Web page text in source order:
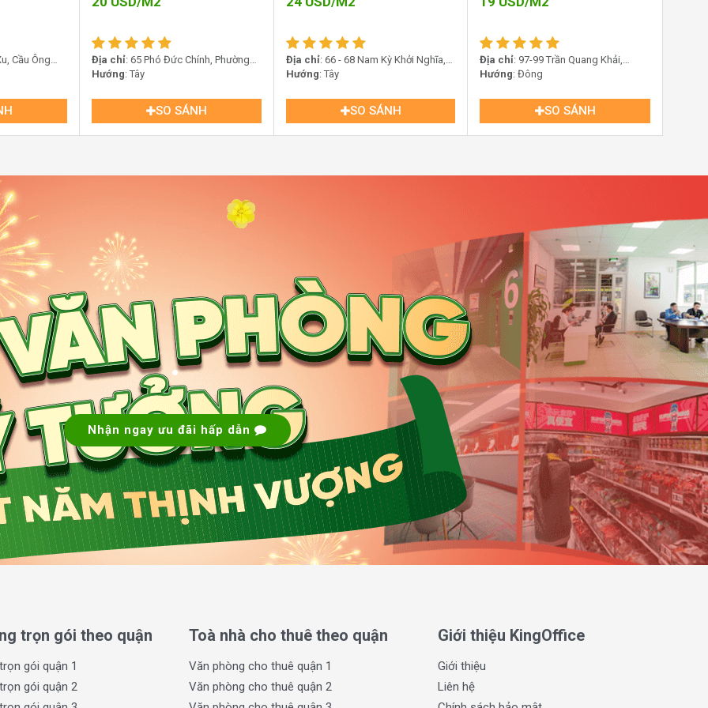
đại, chú trọng tối ưu công năng và không
các doanh nghiệp vừa và nhỏ muốn có
thang máy tốc độ cao đảm bảo vận hành
phù hợp với nhiều mô hình doanh nghiệp
và lớn.
giúp dễ dàng phân chia khu vực làm việc
hiện đại, hệ thống chiếu sáng và thông
cao hiệu suất làm việc của nhân viên.
nâng cao hình ảnh thương hiệu trong mắt
Cầu Ông
Địa chỉ: 65 Phó Đức Chính, Phường
Bến Thành, Hồ Chí Minh
Hướng : Tây
SO SÁNH
Địa chỉ: 66 - 68 Nam Kỳ Khởi Nghĩa,
Phường Sài Gòn, TP.HCM
Hướng : Tây
SO SÁNH
Địa chỉ: 97-99 Trần Quang Khải,
Phường Tân Định, TP HCM
Hướng : Đông
SO SÁNH
.
.
Nhận ngay ưu đãi hấp dẫn
trọn gói theo quận
gói quận 1
gói quận 2
Toà nhà cho thuê theo quận
Văn phòng cho thuê quận 1
Văn phòng cho thuê quận 2
Giới thiệu KingOffice
Giới thiệu
Liên hệ